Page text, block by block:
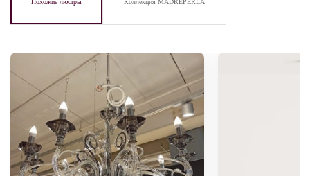
Похожие люстры Коллекция MADREPERLA